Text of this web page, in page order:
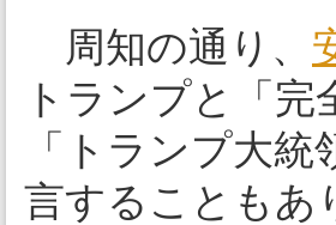
周知の通り、
トランプと「
「トランプ大
言することもあ